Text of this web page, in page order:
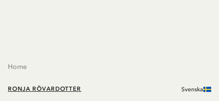
Home
RONJA RÖVARDOTTER Svenska